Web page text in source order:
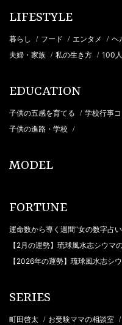
LIFESTYLE
暮らし / フード / エンタメ / ヘ
夫婦・家族 / 私の生き方 / 100
EDUCATION
子供の五感を育てる / 学校行事
子供の進路・学校 /
MODEL
FORTUNE
運命数から導く週間“女の数字占い
【2月の運勢】琉球風水志シウマ
【2026年の運勢】琉球風水志シ
SERIES
町田啓太 / お受験ママの相談室 /